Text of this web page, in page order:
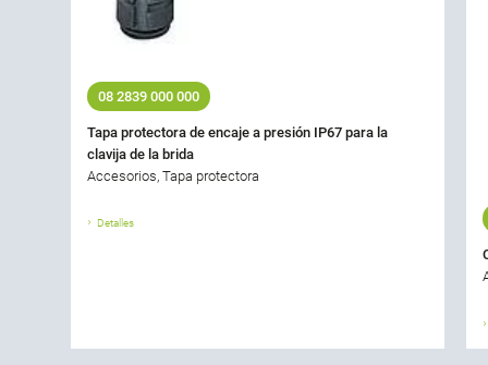
08 2839 000 000
Tapa protectora de encaje a presión IP67 para la
clavija de la brida
Accesorios, Tapa protectora
Detalles